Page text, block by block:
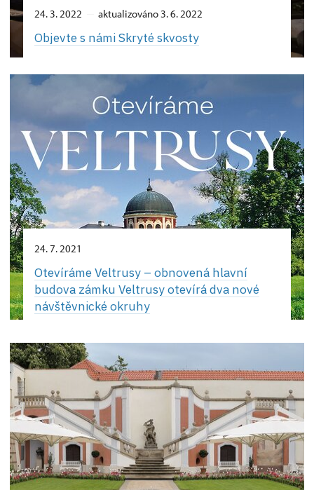
24. 3. 2022 aktualizováno 3. 6. 2022
Objevte s námi Skryté skvosty
24. 7. 2021
Otevíráme Veltrusy – obnovená hlavní
budova zámku Veltrusy otevírá dva nové
návštěvnické okruhy